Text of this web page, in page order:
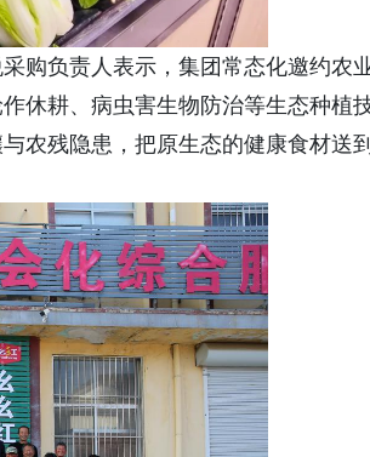
购负责人表示，集团常态化邀约农
休耕、病虫害生物防治等生态种植
农残隐患，把原生态的健康食材送